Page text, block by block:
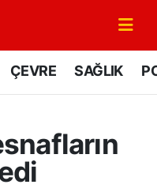
ÇEVRE SAĞLIK